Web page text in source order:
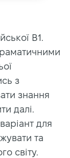
B1.
з
знання
далі.
для
та
світу.